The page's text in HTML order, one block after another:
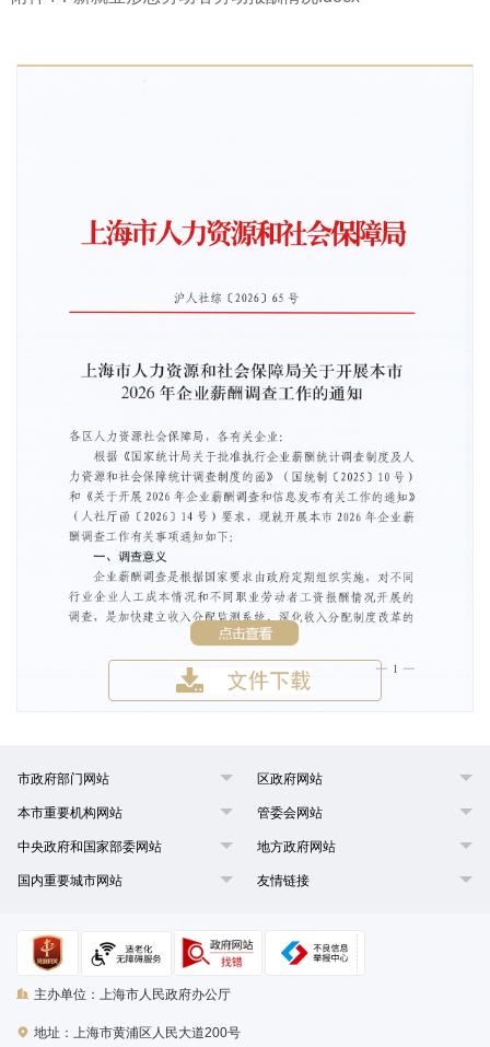
市政府部门网站 区政府网站
本市重要机构网站 管委会网站
中央政府和国家部委网站 地方政府网站
国内重要城市网站 友情链接
主办单位：上海市人民政府办公厅
地址：上海市黄浦区人民大道200号